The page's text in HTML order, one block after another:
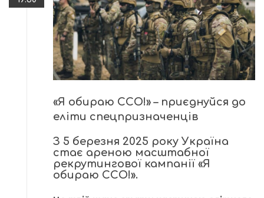
«Я обираю ССО!» – приєднуйся до
еліти спецпризначенців
З 5 березня 2025 року Україна
стає ареною масштабної
рекрутингової кампанії «Я
обираю ССО!».